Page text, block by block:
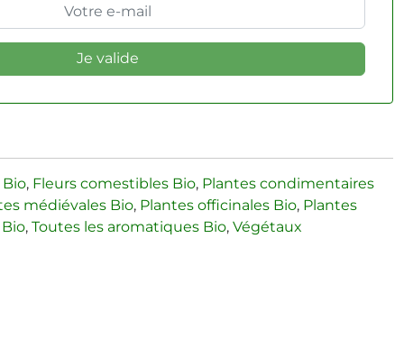
, Fleurs comestibles Bio, Plantes condimentaires
médiévales Bio, Plantes officinales Bio, Plantes
,Toutes les aromatiques Bio,Végétaux